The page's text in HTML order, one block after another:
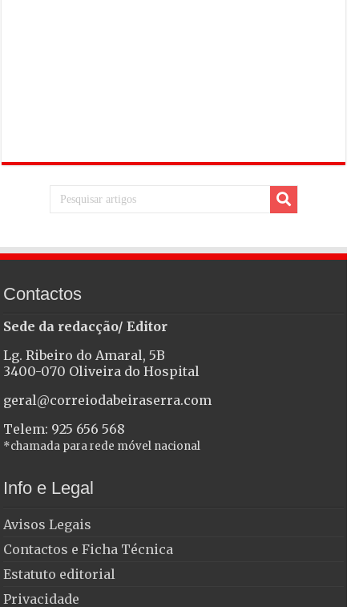
Contactos
Sede da redacção/ Editor
Lg. Ribeiro do Amaral, 5B
3400-070 Oliveira do Hospital
geral@correiodabeiraserra.com
Telem: 925 656 568
*chamada para rede móvel nacional
Info e Legal
Avisos Legais
Contactos e Ficha Técnica
Estatuto editorial
Privacidade